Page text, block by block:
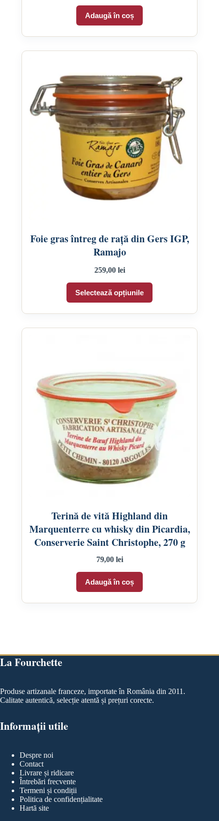
Adaugă în coș
Foie gras întreg de rață din Gers IGP,
Ramajo
259,00 lei
Selectează opțiunile
produs
are
mai
variații.
în
pagina
produsului.
Terină de vită Highland din
Marquenterre cu whisky din Picardia,
Conserverie Saint Christophe, 270 g
79,00 lei
Adaugă în coș
La Fourchette
Produse artizanale franceze, importate în România din 2011.
Calitate autentică, selecție atentă și prețuri corecte.
Informații utile
Despre noi
Contact
Livrare și ridicare
Întrebări frecvente
Termeni și condiții
Politica de confidențialitate
Hartă site